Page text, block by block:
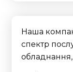
Наша
спектр